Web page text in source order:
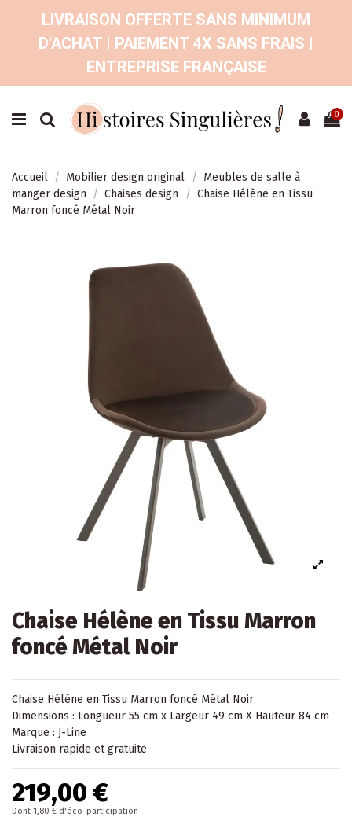
LIVRAISON OFFERTE SANS MINIMUM
D'ACHAT | PAIEMENT 4X SANS FRAIS |
ENTREPRISE FRANÇAISE
0
Accueil Mobilier design original
Meubles de salle à
manger design
Chaises design
Chaise Hélène en Tissu
Marron foncé Métal Noir
Chaise Hélène en Tissu Marron
foncé Métal Noir
Chaise Hélène en Tissu Marron foncé Métal Noir
Dimensions : Longueur 55 cm x Largeur 49 cm X Hauteur 84 cm
Marque : J-Line
Livraison rapide et gratuite
219,00 €
Dont 1,80 € d'éco-participation